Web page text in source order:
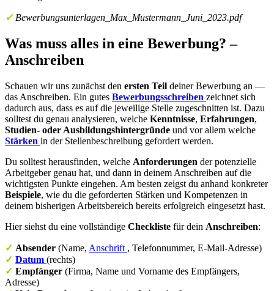
✓ Bewerbungsunterlagen_Max_Mustermann_Juni_2023.pdf
Was muss alles in eine Bewerbung? –
Anschreiben
Schauen wir uns zunächst den ersten Teil deiner Bewerbung an —
das Anschreiben. Ein gutes Bewerbungsschreiben zeichnet sich
dadurch aus, dass es auf die jeweilige Stelle zugeschnitten ist. Dazu
solltest du genau analysieren, welche Kenntnisse, Erfahrungen,
Studien- oder Ausbildungshintergründe und vor allem welche
Stärken in der Stellenbeschreibung gefordert werden.
Du solltest herausfinden, welche Anforderungen der potenzielle
Arbeitgeber genau hat, und dann in deinem Anschreiben auf die
wichtigsten Punkte eingehen. Am besten zeigst du anhand konkreter
Beispiele, wie du die geforderten Stärken und Kompetenzen in
deinem bisherigen Arbeitsbereich bereits erfolgreich eingesetzt hast.
Hier siehst du eine vollständige Checkliste für dein Anschreiben:
✓ Absender (Name, Anschrift , Telefonnummer, E-Mail-Adresse)
✓ Datum (rechts)
✓ Empfänger (Firma, Name und Vorname des Empfängers,
Adresse)